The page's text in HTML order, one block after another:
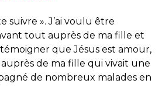
suivre ». J’ai voulu être
tout auprès de ma fille et
témoigner que Jésus est amour,
de ma fille qui vivait une
de nombreux malades en